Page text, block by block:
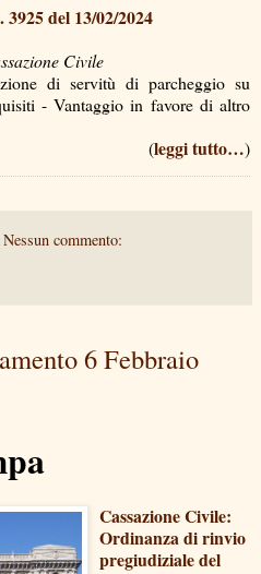
3925 del 13/02/2024
Civile
di servitù di parcheggio su
- Vantaggio in favore di altro
(leggi tutto…)
Nessun commento:
6 Febbraio
Cassazione Civile:
Ordinanza di rinvio
pregiudiziale del